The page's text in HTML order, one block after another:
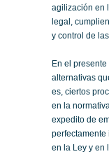
agilización en
legal,
y control de
En el
alternativas
es, ciertos
en la
expedito de
en la Ley y en